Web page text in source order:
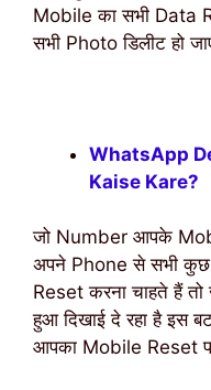
Mobile का सभी Data
सभी Photo डिलीट हो
WhatsApp
Kaise Kare?
जो Number आपके
अपने Phone से सभी कुछ
Reset करना चाहते हैं
हुआ दिखाई दे रहा है इस
आपका Mobile Reset